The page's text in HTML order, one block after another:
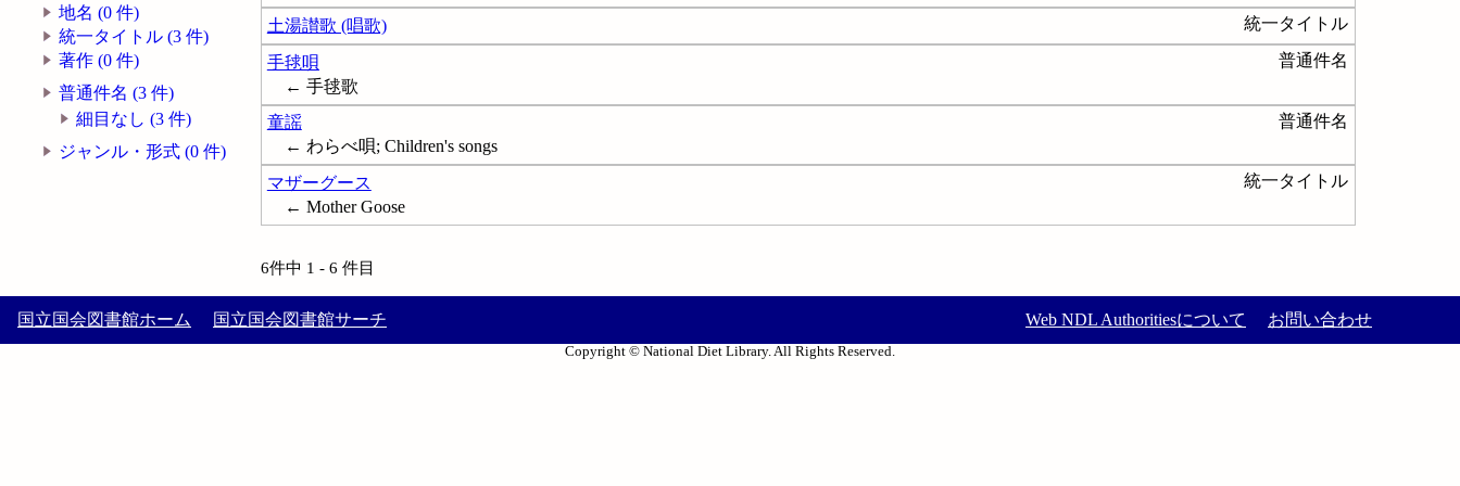
地名 (0 件)
統一タイトル (3 件)
著作 (0 件)
普通件名 (3 件)
細目なし (3 件)
ジャンル・形式 (0 件)
土湯讃歌 (唱歌) 統一タイトル
手毬唄
普通件名
← 手毬歌
童謡
普通件名
← わらべ唄; Children's songs
マザーグース
統一タイトル
← Mother Goose
6件中 1 - 6 件目
国立国会図書館ホーム 国立国会図書館サーチ Web NDL Authoritiesについて お問い合わせ
Copyright © National Diet Library. All Rights Reserved.